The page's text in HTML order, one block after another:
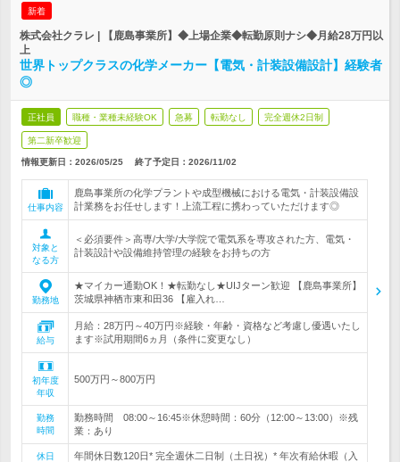
新着
株式会社クラレ | 【鹿島事業所】◆上場企業◆転勤原則ナシ◆月給28万円以
上
世界トップクラスの化学メーカー【電気・計装設備設計】経験者
◎
正社員 職種・業種未経験OK 急募 転勤なし 完全週休2日制
第二新卒歓迎
情報更新日：2026/05/25 終了予定日： 2026/11/02
仕事内容
鹿島事業所の化学プラントや成型機械における電気・計装設備設
計業務をお任せします！上流工程に携わっていただけます◎
対象と
なる方
＜必須要件＞高専/大学/大学院で電気系を専攻された方、電気・
計装設計や設備維持管理の経験をお持ちの方
勤務地
★マイカー通勤OK！★転勤なし★UIJターン歓迎 【鹿島事業所】
茨城県神栖市東和田36 【雇入れ…
給与
月給：28万円～40万円※経験・年齢・資格など考慮し優遇いたし
ます※試用期間6ヵ月（条件に変更なし）
初年度
年収
500万円～800万円
勤務
時間
勤務時間 08:00～16:45※休憩時間：60分（12:00～13:00）※残
業：あり
休日
年間休日数120日* 完全週休二日制（土日祝）* 年次有給休暇（入